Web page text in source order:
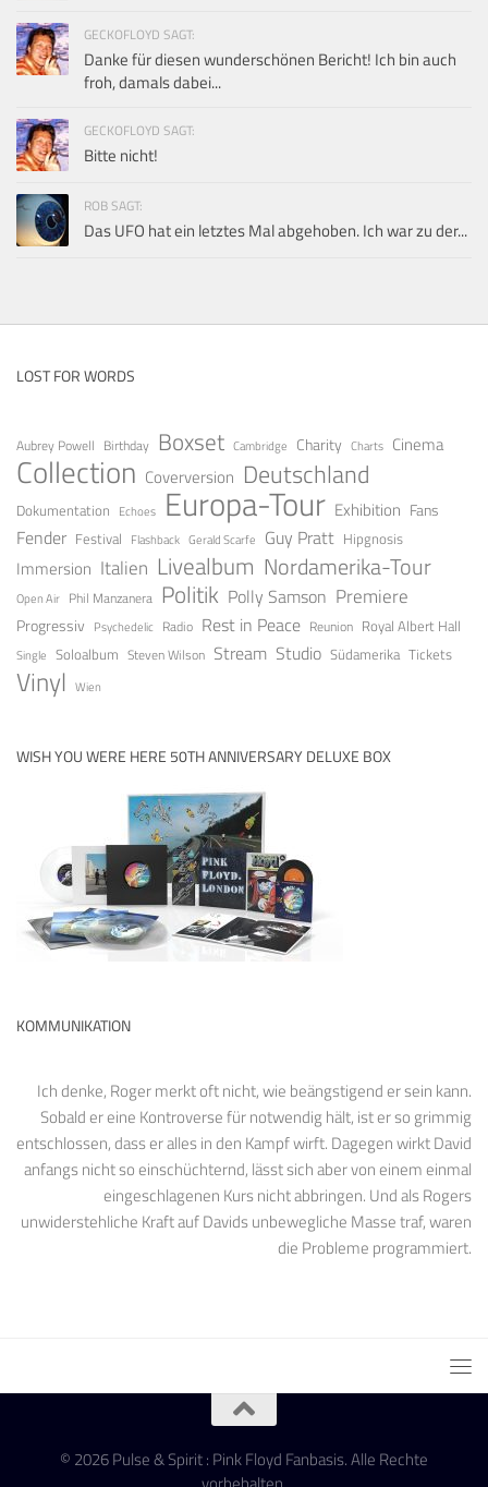
GECKOFLOYD SAGT:
Danke für diesen wunderschönen Bericht! Ich bin auch
froh, damals dabei...
GECKOFLOYD SAGT:
Bitte nicht!
ROB SAGT:
Das UFO hat ein letztes Mal abgehoben. Ich war zu der...
LOST FOR WORDS
Aubrey Powell Birthday Boxset Cambridge Charity Charts Cinema
Collection Coverversion Deutschland
Dokumentation Echoes Europa-Tour Exhibition Fans
Fender Festival Flashback Gerald Scarfe Guy Pratt Hipgnosis
Immersion Italien Livealbum Nordamerika-Tour
Open Air Phil Manzanera Politik Polly Samson Premiere
Progressiv Psychedelic Radio Rest in Peace Reunion Royal Albert Hall
Single Soloalbum Steven Wilson Stream Studio Südamerika Tickets
Vinyl Wien
WISH YOU WERE HERE 50TH ANNIVERSARY DELUXE BOX
KOMMUNIKATION
Ich denke, Roger merkt oft nicht, wie beängstigend er sein kann.
Sobald er eine Kontroverse für notwendig hält, ist er so grimmig
entschlossen, dass er alles in den Kampf wirft. Dagegen wirkt David
anfangs nicht so einschüchternd, lässt sich aber von einem einmal
eingeschlagenen Kurs nicht abbringen. Und als Rogers
unwiderstehliche Kraft auf Davids unbewegliche Masse traf, waren
die Probleme programmiert.
© 2026 Pulse & Spirit : Pink Floyd Fanbasis. Alle Rechte